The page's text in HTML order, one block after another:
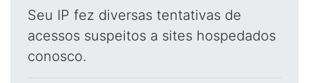
Seu IP fez diversas tentativas de
acessos suspeitos a sites hospedados
conosco.